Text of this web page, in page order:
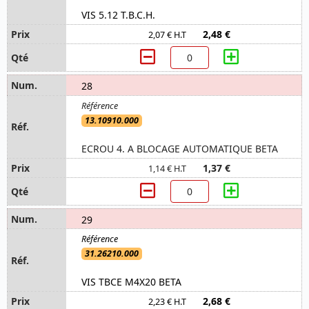
VIS 5.12 T.B.C.H.
2,07 € H.T 2,48 €
28
13.10910.000
ECROU 4. A BLOCAGE AUTOMATIQUE BETA
1,14 € H.T 1,37 €
29
31.26210.000
VIS TBCE M4X20 BETA
2,23 € H.T 2,68 €